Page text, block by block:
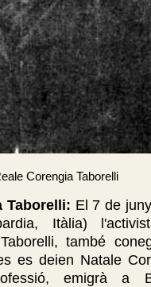
Corengia Taborelli
Taborelli: El 7 de
Itàlia)
també
es deien Natale
emigrà a